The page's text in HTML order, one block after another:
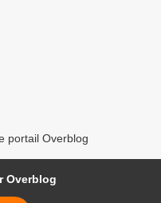
portail Overblog
Overblog